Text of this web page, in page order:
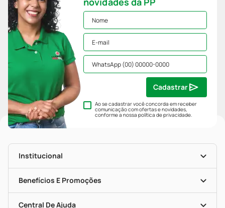
Ao se cadastrar você concorda em receber
comunicação com ofertas e novidades,
conforme a nossapolítica de privacidade.
Cadastrar
Institucional
História
Nossas Lojas
Mapa De Categorias
Blog Da PP
Benefícios E Promoções
Clube PP
Convênios
Central De Ajuda